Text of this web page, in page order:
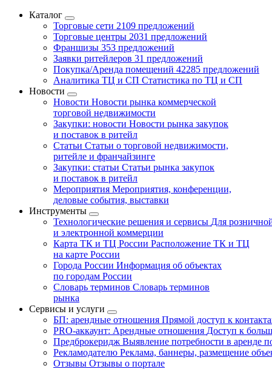
Каталог
Торговые сети 2109 предложений
Торговые центры 2031 предложений
Франшизы 353 предложений
Заявки ритейлеров 31 предложений
Покупка/Аренда помещений 42285 предложений
Аналитика ТЦ и СП Статистика по ТЦ и СП
Новости
Новости Новости рынка коммерческой
торговой недвижимости
Закупки: новости Новости рынка закупок
и поставок в ритейл
Статьи Статьи о торговой недвижимости,
ритейле и франчайзинге
Закупки: статьи Статьи рынка закупок
и поставок в ритейл
Мероприятия Мероприятия, конференции,
деловые события, выставки
Инструменты
Технологические решения и сервисы Для
и электронной коммерции
Карта ТК и ТЦ России Расположение ТК и ТЦ
на карте России
Города России Информация об объектах
по городам России
Словарь терминов Словарь терминов
рынка
Сервисы и услуги
БП: арендные отношения Прямой доступ к
PRO-аккаунт: Арендные отношения Доступ к
Предброкеридж Выявление потребности в аренде
Рекламодателю Реклама, баннеры, размещение
Отзывы Отзывы о портале